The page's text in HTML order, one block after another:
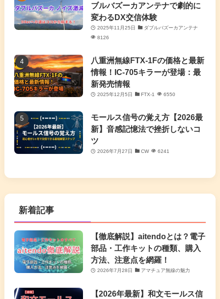
ブルバズーカアンテナで劇的に
変わるDX交信体験
2025年11月25日
ダブルバズーカアンテナ
8126
八重洲無線FTX-1Fの価格と最新
情報！IC-705キラーが登場：最
新発売情報
2025年12月5日 FTX-1 6550
モールス信号の覚え方【2026最
新】音感記憶法で挫折しないコ
ツ
2026年7月27日 CW 6241
新着記事
【徹底解説】aitendoとは？電子
部品・工作キットの種類、購入
方法、注意点を網羅！
2026年7月28日 アマチュア無線の魅力
【2026年最新】和文モールス信